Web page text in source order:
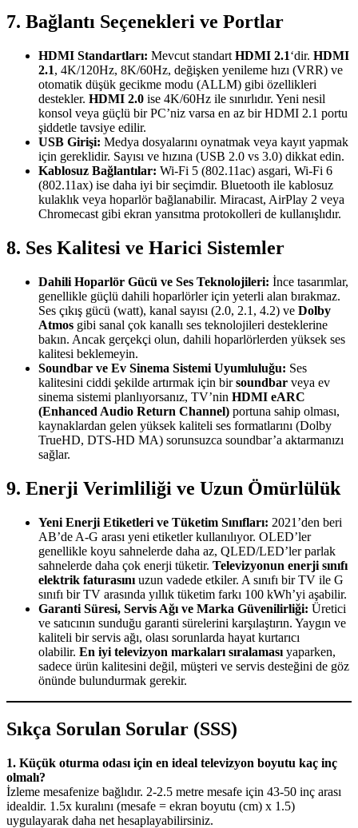
7. Bağlantı Seçenekleri ve Portlar
HDMI Standartları: Mevcut standart HDMI 2.1‘dir. HDMI
2.1, 4K/120Hz, 8K/60Hz, değişken yenileme hızı (VRR) ve
otomatik düşük gecikme modu (ALLM) gibi özellikleri
destekler. HDMI 2.0 ise 4K/60Hz ile sınırlıdır. Yeni nesil
konsol veya güçlü bir PC’niz varsa en az bir HDMI 2.1 portu
şiddetle tavsiye edilir.
USB Girişi: Medya dosyalarını oynatmak veya kayıt yapmak
için gereklidir. Sayısı ve hızına (USB 2.0 vs 3.0) dikkat edin.
Kablosuz Bağlantılar: Wi-Fi 5 (802.11ac) asgari, Wi-Fi 6
(802.11ax) ise daha iyi bir seçimdir. Bluetooth ile kablosuz
kulaklık veya hoparlör bağlanabilir. Miracast, AirPlay 2 veya
Chromecast gibi ekran yansıtma protokolleri de kullanışlıdır.
8. Ses Kalitesi ve Harici Sistemler
Dahili Hoparlör Gücü ve Ses Teknolojileri: İnce tasarımlar,
genellikle güçlü dahili hoparlörler için yeterli alan bırakmaz.
Ses çıkış gücü (watt), kanal sayısı (2.0, 2.1, 4.2) ve Dolby
Atmos gibi sanal çok kanallı ses teknolojileri desteklerine
bakın. Ancak gerçekçi olun, dahili hoparlörlerden yüksek ses
kalitesi beklemeyin.
Soundbar ve Ev Sinema Sistemi Uyumluluğu: Ses
kalitesini ciddi şekilde artırmak için birsoundbar veya ev
sinema sistemi planlıyorsanız, TV’nin HDMI eARC
(Enhanced Audio Return Channel) portuna sahip olması,
kaynaklardan gelen yüksek kaliteli ses formatlarını (Dolby
TrueHD, DTS-HD MA) sorunsuzca soundbar’a aktarmanızı
sağlar.
9. Enerji Verimliliği ve Uzun Ömürlülük
Yeni Enerji Etiketleri ve Tüketim Sınıfları: 2021’den beri
AB’de A-G arası yeni etiketler kullanılıyor. OLED’ler
genellikle koyu sahnelerde daha az, QLED/LED’ler parlak
sahnelerde daha çok enerji tüketir. Televizyonun enerji sınıfı
elektrik faturasını uzun vadede etkiler. A sınıfı bir TV ile G
sınıfı bir TV arasında yıllık tüketim farkı 100 kWh’yi aşabilir.
Garanti Süresi, Servis Ağı ve Marka Güvenilirliği: Üretici
ve satıcının sunduğu garanti sürelerini karşılaştırın. Yaygın ve
kaliteli bir servis ağı, olası sorunlarda hayat kurtarıcı
olabilir. En iyi televizyon markaları sıralaması yaparken,
sadece ürün kalitesini değil, müşteri ve servis desteğini de göz
önünde bulundurmak gerekir.
Sıkça Sorulan Sorular (SSS)
1. Küçük oturma odası için en ideal televizyon boyutu kaç inç
olmalı?
İzleme mesafenize bağlıdır. 2-2.5 metre mesafe için 43-50 inç arası
idealdir. 1.5x kuralını (mesafe = ekran boyutu (cm) x 1.5)
uygulayarak daha net hesaplayabilirsiniz.